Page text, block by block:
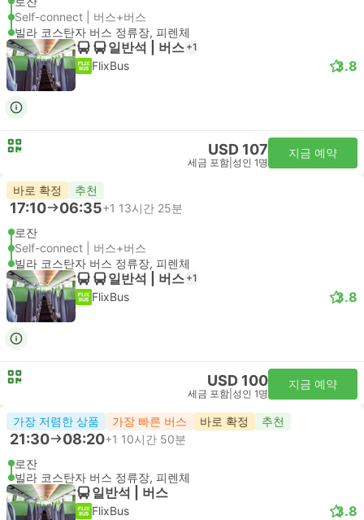
Self-connect | 버스+버스
빌라 코스탄자 버스 정류장, 피렌체
일반석 | 버스 +1
FlixBus 3.8
USD 107
세금 포함 성인 1명
지금 예약
바로 확정 추천
17:10 06:35+1 13시간 25분
로잔
Self-connect | 버스+버스
빌라 코스탄자 버스 정류장, 피렌체
일반석 | 버스 +1
FlixBus 3.8
USD 100
세금 포함 성인 1명
지금 예약
가장 저렴한 상품 가장 빠른 버스 바로 확정 추천
21:30 08:20+1 10시간 50분
로잔
빌라 코스탄자 버스 정류장, 피렌체
일반석 | 버스
FlixBus 3.8